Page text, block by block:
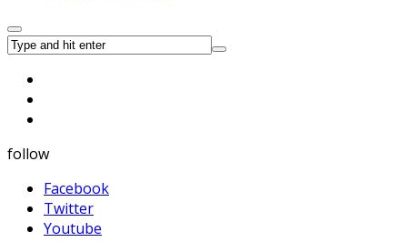
follow
Facebook
Twitter
Youtube